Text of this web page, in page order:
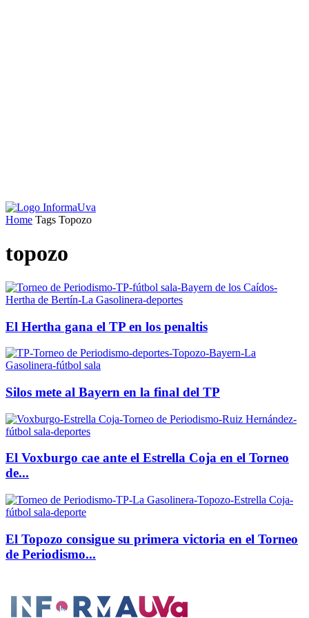
Home Tags Topozo
topozo
El Hertha gana el TP en los penaltis
Silos mete al Bayern en la final del TP
El Voxburgo cae ante el Estrella Coja en el Torneo
de...
El Topozo consigue su primera victoria en el Torneo
de Periodismo...